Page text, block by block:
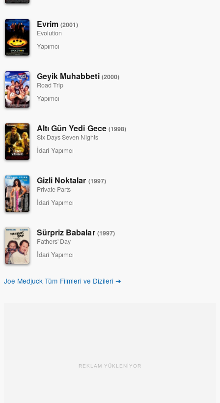
Evrim(2001)
Evolution
Yapımcı
Geyik Muhabbeti (2000)
Road Trip
Yapımcı
Altı Gün Yedi Gece (1998)
Six Days Seven Nights
İdari Yapımcı
Gizli Noktalar (1997)
Private Parts
İdari Yapımcı
Sürpriz Babalar (1997)
Fathers' Day
İdari Yapımcı
Joe Medjuck Tüm Filmleri ve Dizileri ➔
REKLAM YÜKLENİYOR